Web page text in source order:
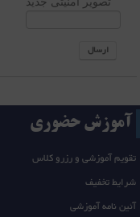
ارسال
آموزش حضوری
تقویم آموزشی و رزرو کلاس
شرایط تخفیف
آئین نامه آموزشی